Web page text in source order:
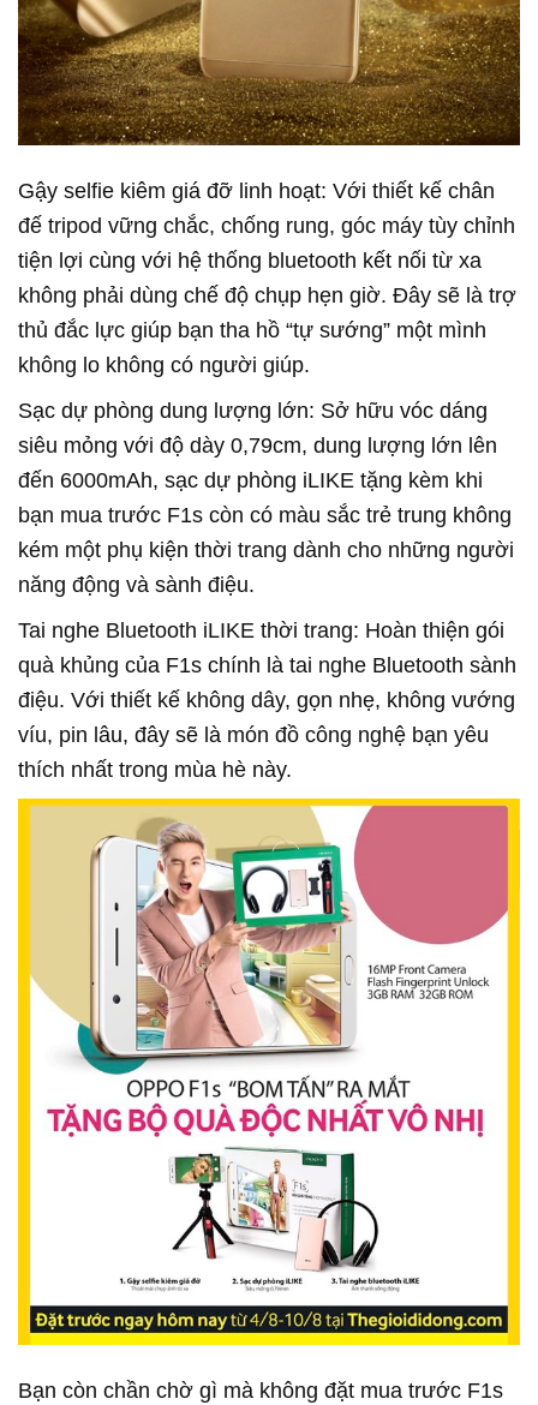
Gậy selfie kiêm giá đỡ linh hoạt: Với thiết kế chân
đế tripod vững chắc, chống rung, góc máy tùy chỉnh
tiện lợi cùng với hệ thống bluetooth kết nối từ xa
không phải dùng chế độ chụp hẹn giờ. Đây sẽ là trợ
thủ đắc lực giúp bạn tha hồ “tự sướng” một mình
không lo không có người giúp.
Sạc dự phòng dung lượng lớn: Sở hữu vóc dáng
siêu mỏng với độ dày 0,79cm, dung lượng lớn lên
đến 6000mAh, sạc dự phòng iLIKE tặng kèm khi
bạn mua trước F1s còn có màu sắc trẻ trung không
kém một phụ kiện thời trang dành cho những người
năng động và sành điệu.
Tai nghe Bluetooth iLIKE thời trang: Hoàn thiện gói
quà khủng của F1s chính là tai nghe Bluetooth sành
điệu. Với thiết kế không dây, gọn nhẹ, không vướng
víu, pin lâu, đây sẽ là món đồ công nghệ bạn yêu
thích nhất trong mùa hè này.
Bạn còn chần chờ gì mà không đặt mua trước F1s